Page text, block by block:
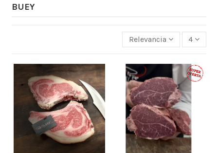
BUEY
Relevancia 4